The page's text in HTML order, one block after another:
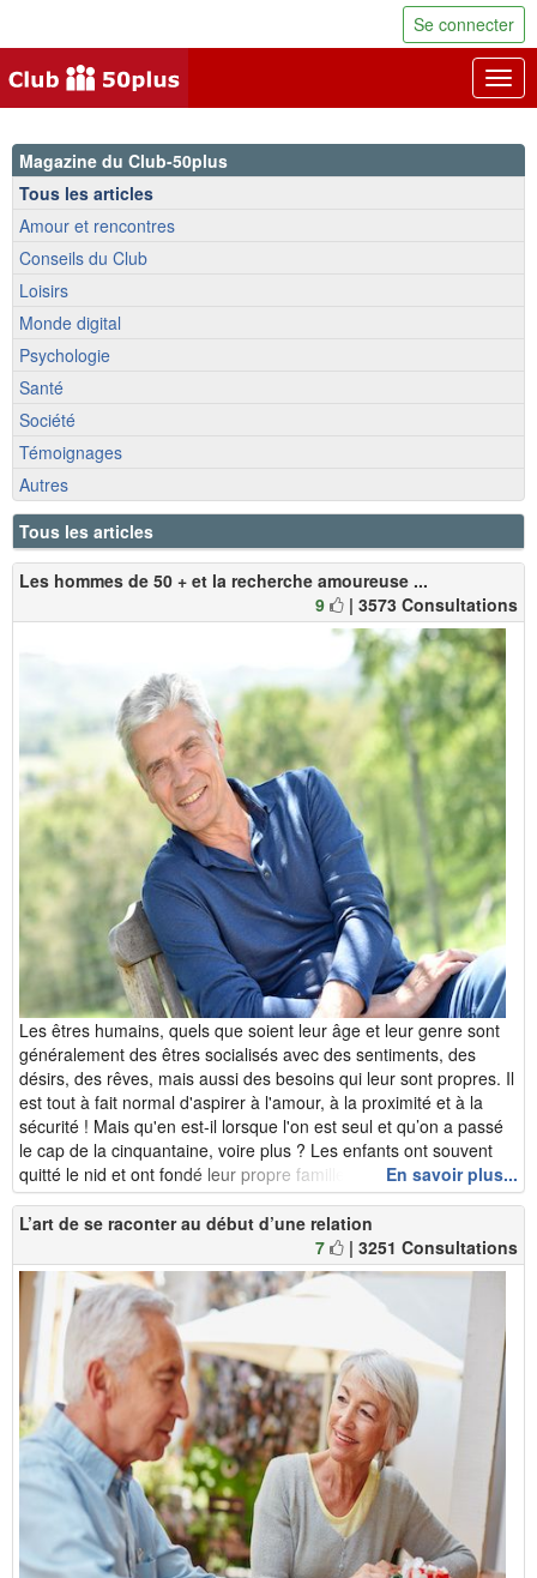
Se connecter
Magazine du Club-50plus
Tous les articles
Amour et rencontres
Conseils du Club
Loisirs
Monde digital
Psychologie
Santé
Société
Témoignages
Autres
Tous les articles
Les hommes de 50 + et la recherche amoureuse ...
9
| 3573 Consultations
Les êtres humains, quels que soient leur âge et leur genre sont
généralement des êtres socialisés avec des sentiments, des
désirs, des rêves, mais aussi des besoins qui leur sont propres. Il
est tout à fait normal d'aspirer à l'amour, à la proximité et à la
sécurité ! Mais qu'en est-il lorsque l'on est seul et qu’on a passé
le cap de la cinquantaine, voire plus ? Les enfants ont souvent
quitté le nid et ont fondé leur propre famille, à laqu...En savoir plus...
L’art de se raconter au début d’une relation
7
| 3251 Consultations